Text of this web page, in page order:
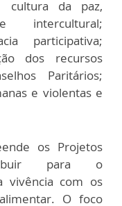
cultura da paz,
intercultural;
participativa;
dos recursos
Paritários;
e violentas e
os Projetos
para o
vivência com os
O foco